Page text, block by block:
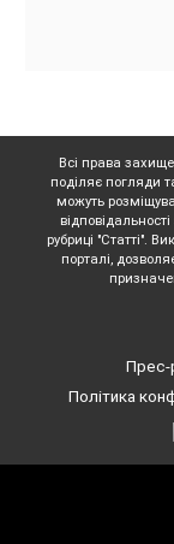
Всі права
поділяє погляди
можуть
рубриці "Статті".
порталі,
Прес-
Політика